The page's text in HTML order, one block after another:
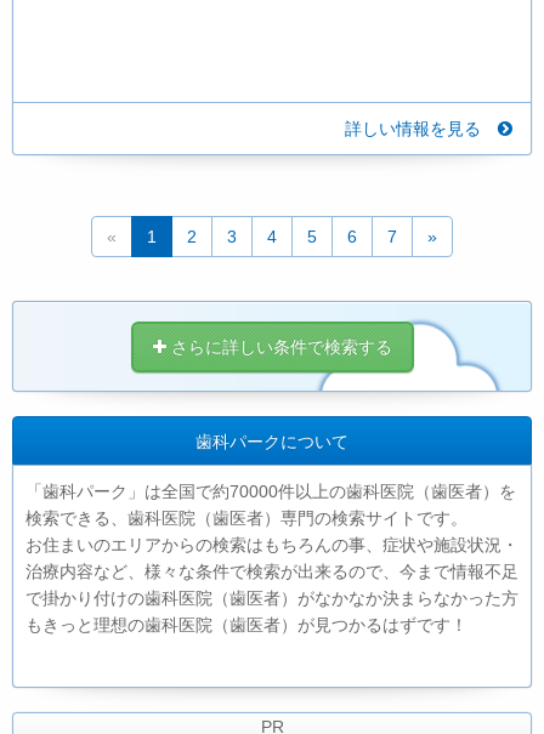
詳しい情報を見る
« 1 2 3 4 5 6 7 »
さらに詳しい条件で検索する
歯科パークについて
「歯科パーク」は全国で約70000件以上の歯科医院（歯医者）を
検索できる、歯科医院（歯医者）専門の検索サイトです。
お住まいのエリアからの検索はもちろんの事、症状や施設状況・
治療内容など、様々な条件で検索が出来るので、今まで情報不足
で掛かり付けの歯科医院（歯医者）がなかなか決まらなかった方
もきっと理想の歯科医院（歯医者）が見つかるはずです！
PR